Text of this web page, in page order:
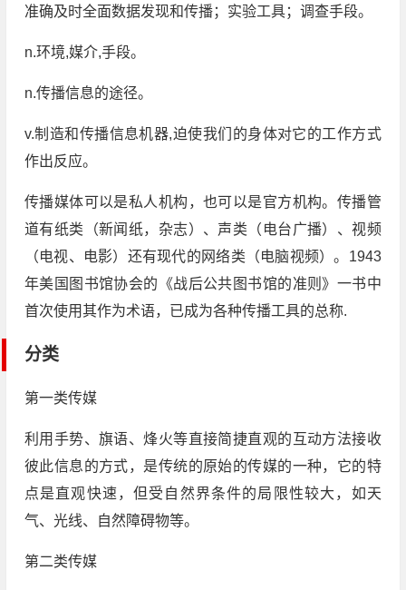
准确及时全面数据发现和传播；实验工具；调查手段。
n.环境,媒介,手段。
n.传播信息的途径。
v.制造和传播信息机器,迫使我们的身体对它的工作方式
作出反应。
传播媒体可以是私人机构，也可以是官方机构。传播管
道有纸类（新闻纸，杂志）、声类（电台广播）、视频
（电视、电影）还有现代的网络类（电脑视频）。1943
年美国图书馆协会的《战后公共图书馆的准则》一书中
首次使用其作为术语，已成为各种传播工具的总称.
分类
第一类传媒
利用手势、旗语、烽火等直接简捷直观的互动方法接收
彼此信息的方式，是传统的原始的传媒的一种，它的特
点是直观快速，但受自然界条件的局限性较大，如天
气、光线、自然障碍物等。
第二类传媒